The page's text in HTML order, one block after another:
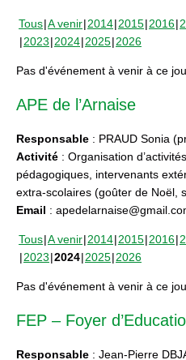
Tous A venir 2014 2015 2016
2023 2024 2025 2026
Pas d'événement à venir à ce
APE de l’Arnaise
Responsable : PRAUD Sonia
Activité : Organisation
pédagogiques, intervenants
extra-scolaires (goûter de Noël,
Email :
Tous A venir 2014 2015 2016
2023 2024 2025 2026
Pas d'événement à venir à ce
FEP – Foyer
Responsable : Jean-Pierre